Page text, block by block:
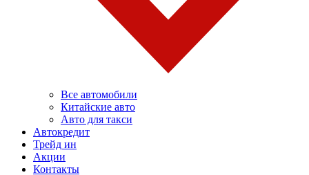
Все автомобили
Китайские авто
Авто для такси
Автокредит
Трейд ин
Акции
Контакты